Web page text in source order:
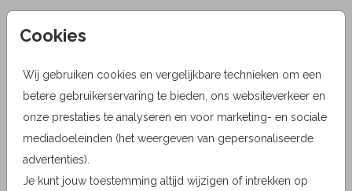
Cookies
Wij gebruiken cookies en vergelijkbare technieken om een
betere gebruikerservaring te bieden, ons websiteverkeer en
onze prestaties te analyseren en voor marketing- en sociale
mediadoeleinden (het weergeven van gepersonaliseerde
advertenties).
Je kunt jouw toestemming altijd wijzigen of intrekken op
wit met rouwrand. Alle teksten en kleuren zijn naar
Designer
MyCards Design
Collectie
MyCards